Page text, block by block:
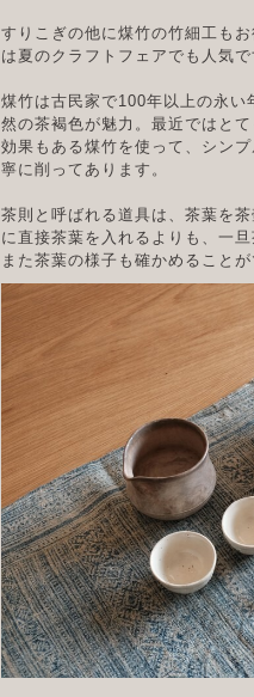
すりこぎの他に煤竹の竹細工も
は夏のクラフトフェアでも人気で
煤竹は古民家で100年以上の永い
然の茶褐色が魅力。最近ではと
効果もある煤竹を使って、シン
寧に削ってあります。
茶則と呼ばれる道具は、茶葉を
に直接茶葉を入れるよりも、一
また茶葉の様子も確かめることが